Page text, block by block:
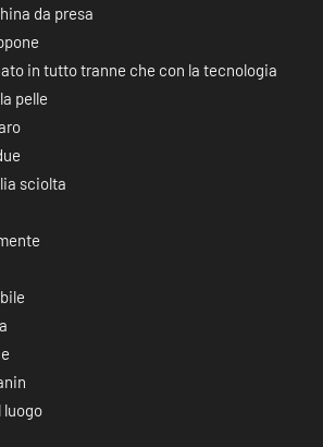
da presa
in tutto tranne che con la tecnologia
pelle
sciolta
luogo